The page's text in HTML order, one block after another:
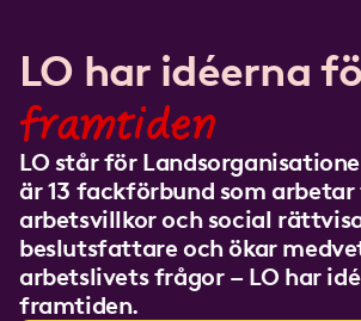
LO har idéerna
framtiden
LO står för
är 13 fackförbund som
arbetsvillkor och social
beslutsfattare och ökar
arbetslivets frågor – LO har
framtiden.